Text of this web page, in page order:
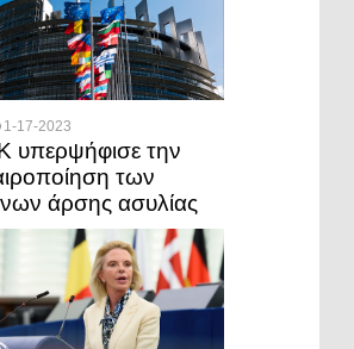
1-17-2023
υπερψήφισε την
των
άρσης ασυλίας